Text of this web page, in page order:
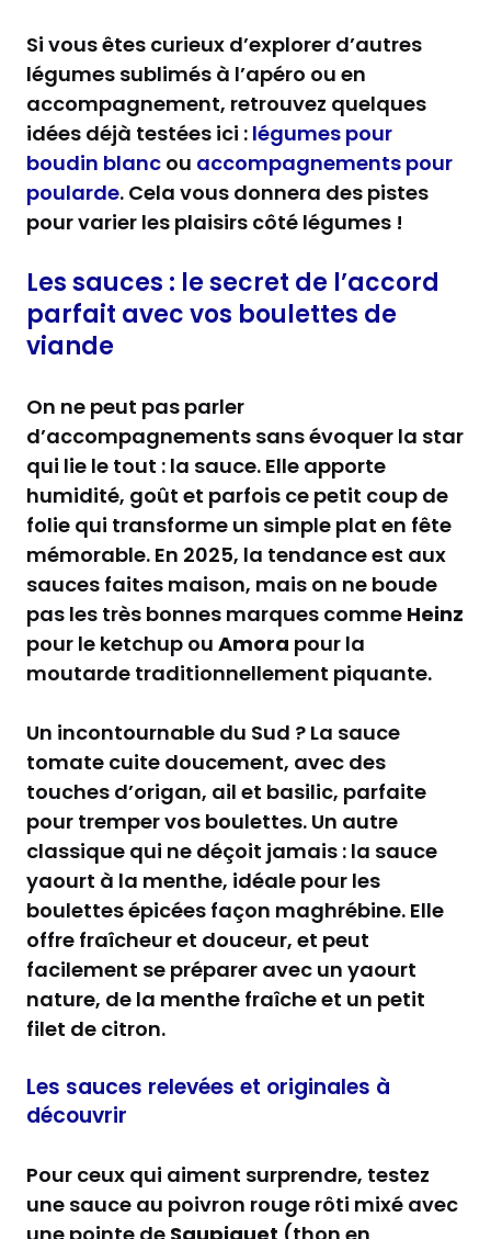
Si vous êtes curieux d’explorer d’autres
légumes sublimés à l’apéro ou en
accompagnement, retrouvez quelques
idées déjà testées ici : légumes pour
boudin blanc ou accompagnements pour
poularde. Cela vous donnera des pistes
pour varier les plaisirs côté légumes !
Les sauces : le secret de l’accord
parfait avec vos boulettes de
viande
On ne peut pas parler
d’accompagnements sans évoquer la star
qui lie le tout : la sauce. Elle apporte
humidité, goût et parfois ce petit coup de
folie qui transforme un simple plat en fête
mémorable. En 2025, la tendance est aux
sauces faites maison, mais on ne boude
pas les très bonnes marques comme Heinz
pour le ketchup ou Amora pour la
moutarde traditionnellement piquante.
Un incontournable du Sud ? La sauce
tomate cuite doucement, avec des
touches d’origan, ail et basilic, parfaite
pour tremper vos boulettes. Un autre
classique qui ne déçoit jamais : la sauce
yaourt à la menthe, idéale pour les
boulettes épicées façon maghrébine. Elle
offre fraîcheur et douceur, et peut
facilement se préparer avec un yaourt
nature, de la menthe fraîche et un petit
filet de citron.
Les sauces relevées et originales à
découvrir
Pour ceux qui aiment surprendre, testez
une sauce au poivron rouge rôti mixé avec